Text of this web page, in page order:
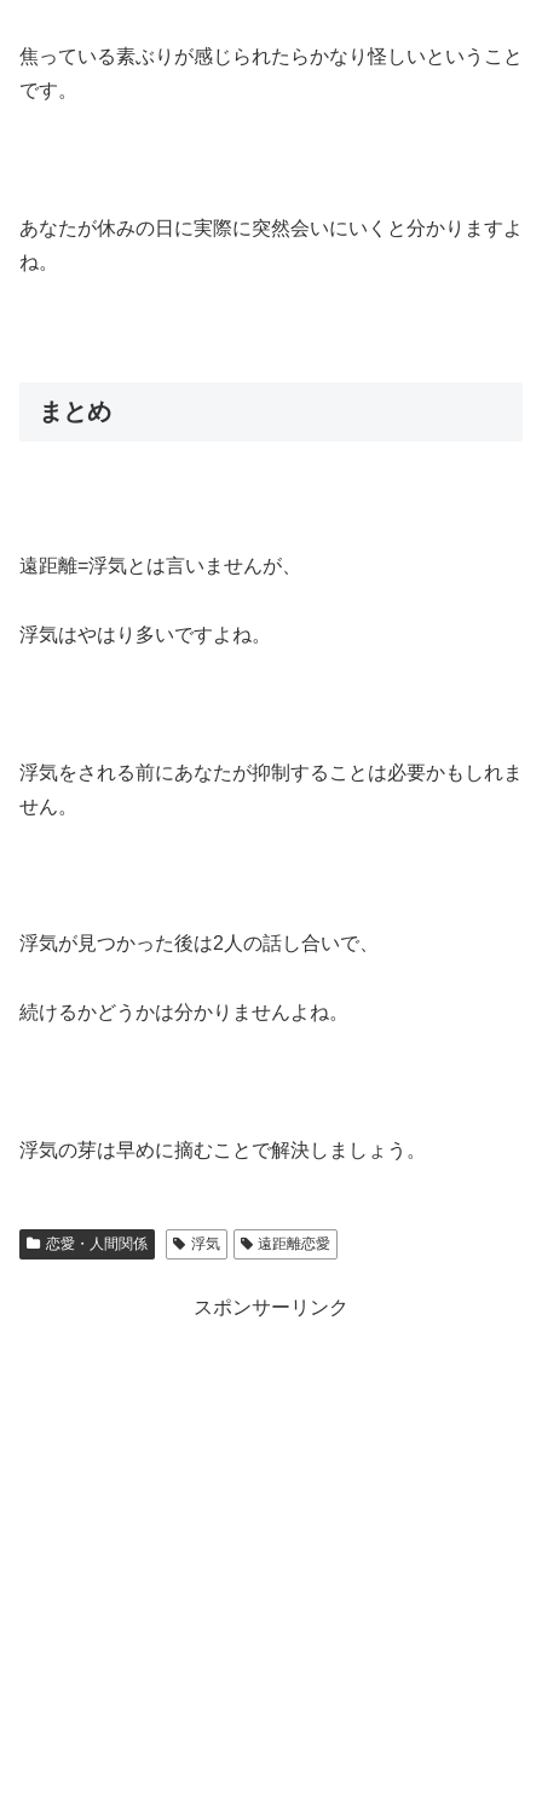
焦っている素ぶりが感じられたらかなり怪しいということ
です。
あなたが休みの日に実際に突然会いにいくと分かりますよ
ね。
まとめ
遠距離=浮気とは言いませんが、
浮気はやはり多いですよね。
浮気をされる前にあなたが抑制することは必要かもしれま
せん。
浮気が見つかった後は2人の話し合いで、
続けるかどうかは分かりませんよね。
浮気の芽は早めに摘むことで解決しましょう。
恋愛・人間関係 浮気 遠距離恋愛
スポンサーリンク